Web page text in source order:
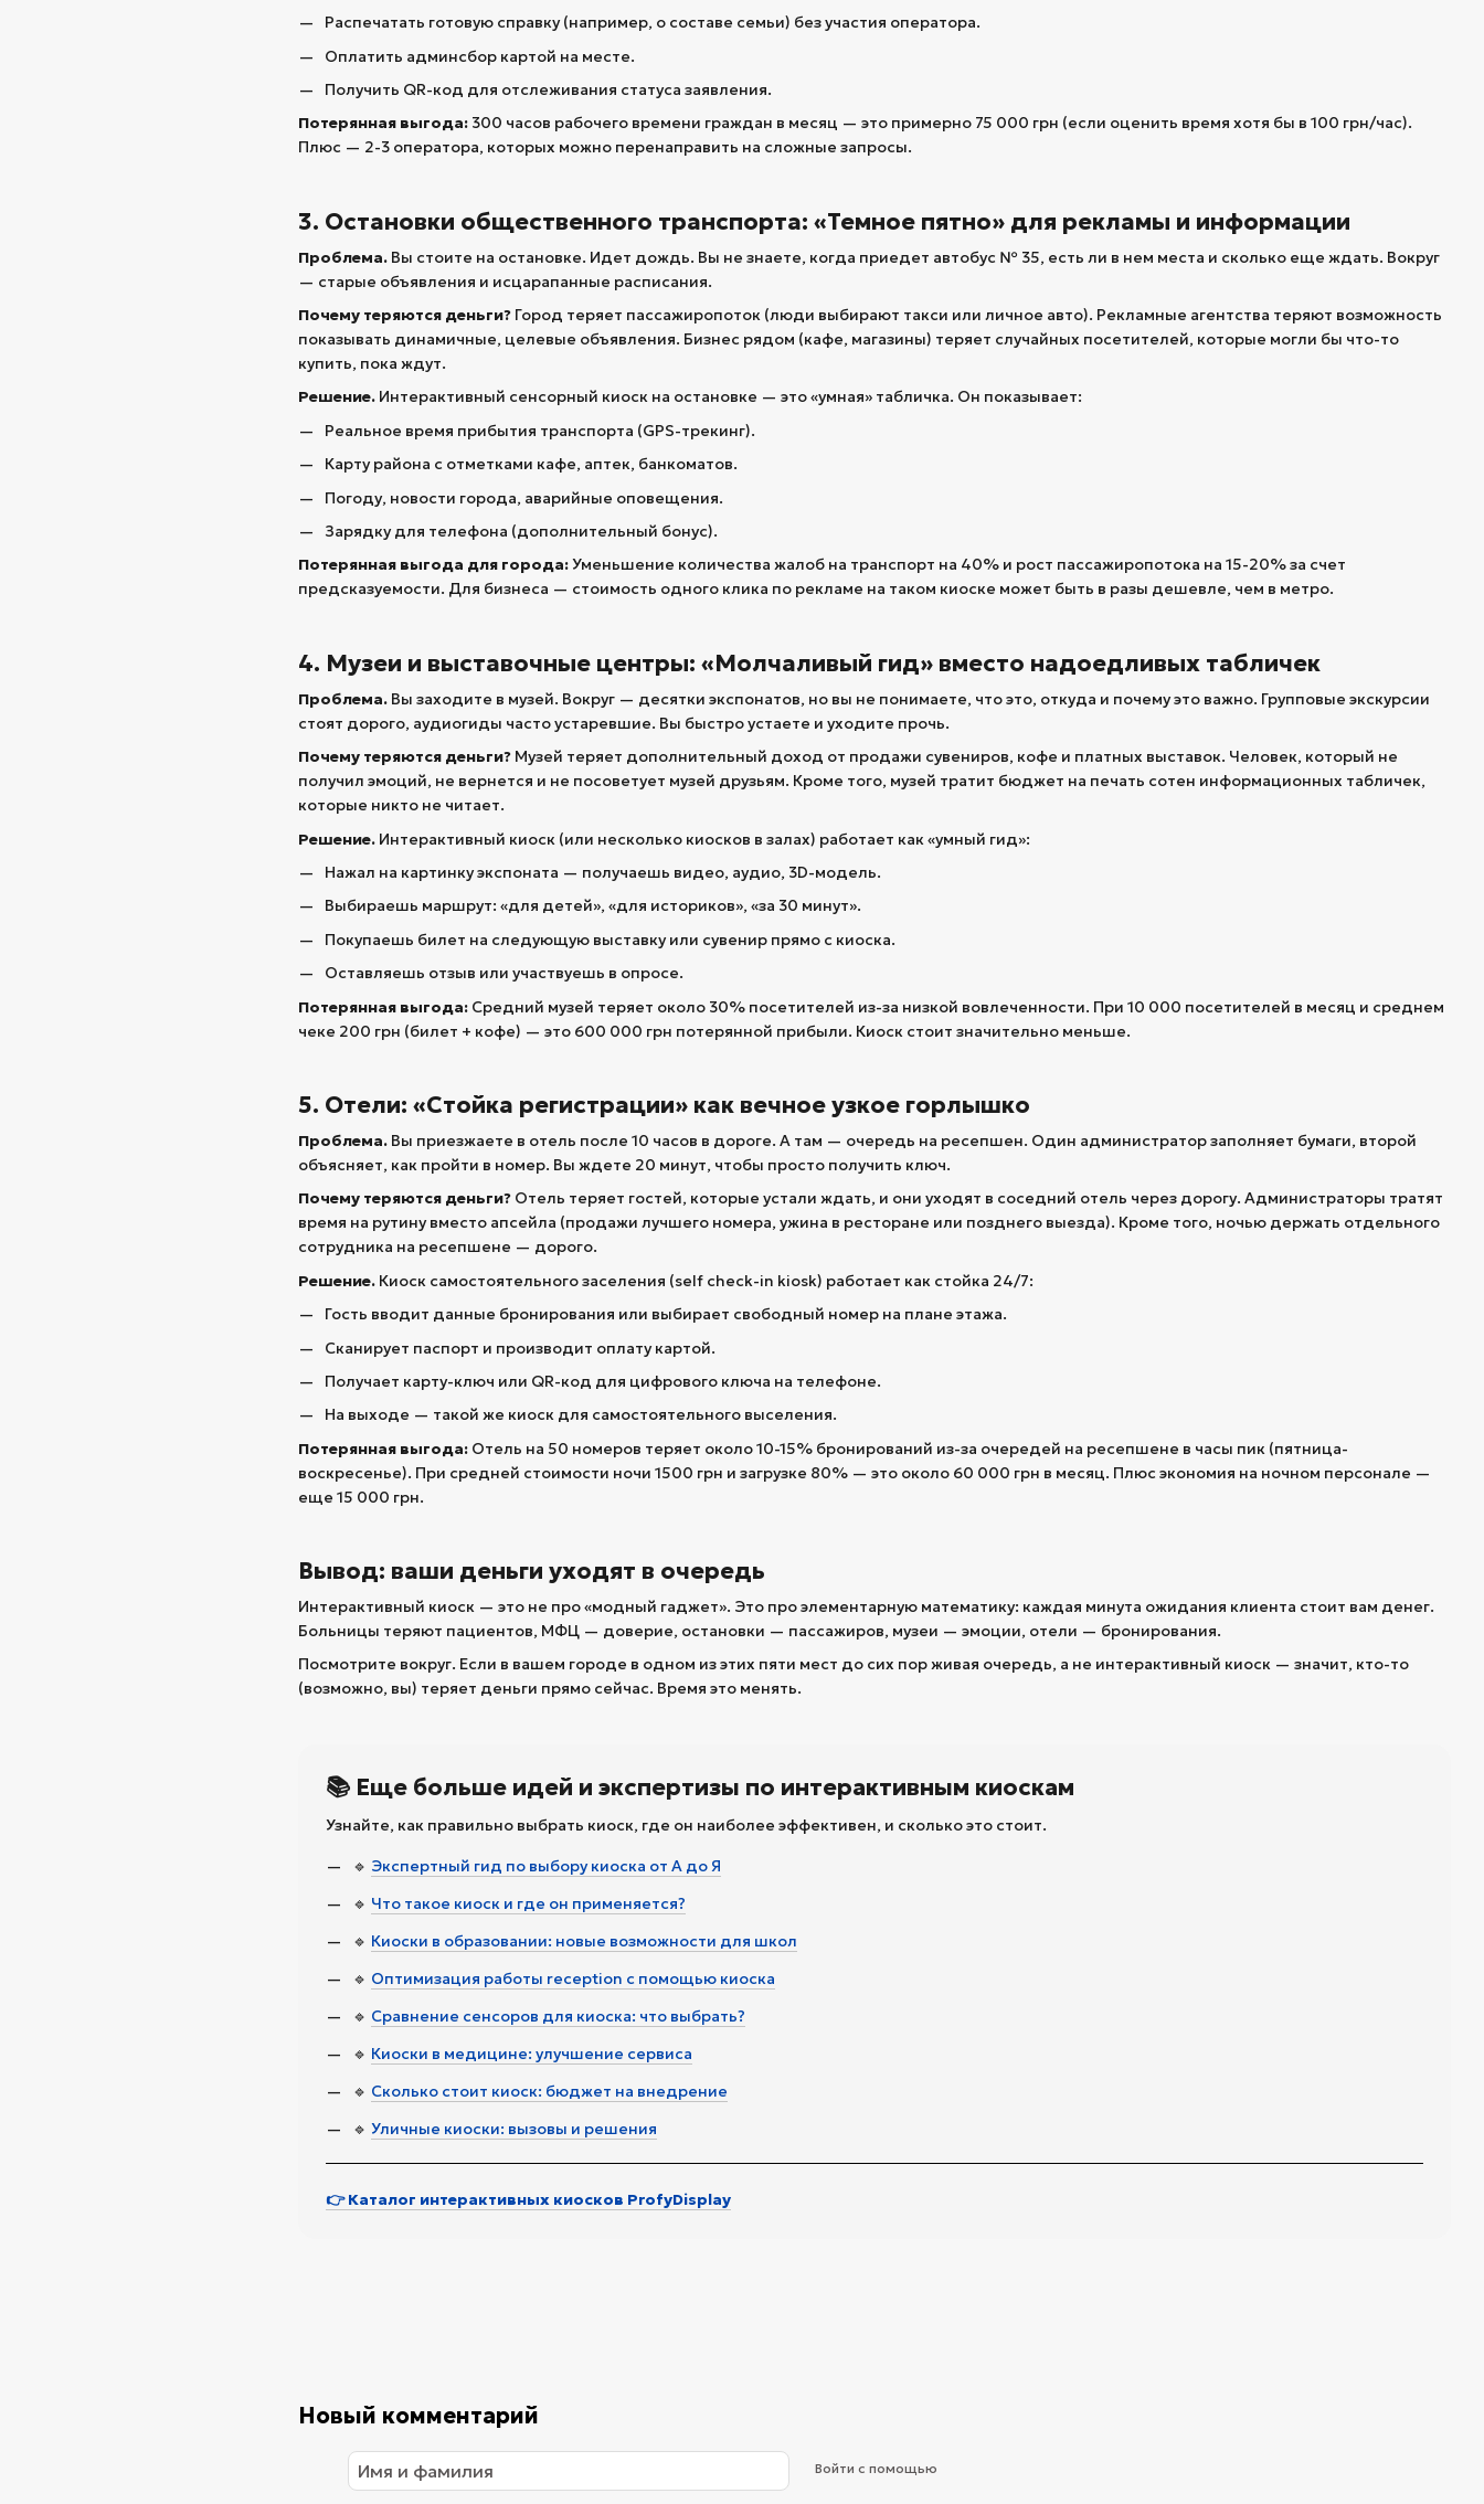
Распечатать готовую справку (например, о составе семьи) без участия оператора.
Оплатить админсбор картой на месте.
Получить QR-код для отслеживания статуса заявления.
Потерянная выгода: 300 часов рабочего времени граждан в месяц — это примерно 75 000 грн (если оценить время хотя бы в 100 грн/час).
Плюс — 2-3 оператора, которых можно перенаправить на сложные запросы.
3. Остановки общественного транспорта: «Темное пятно» для рекламы и информации
Проблема. Вы стоите на остановке. Идет дождь. Вы не знаете, когда приедет автобус № 35, есть ли в нем места и сколько еще ждать. Вокруг
— старые объявления и исцарапанные расписания.
Почему теряются деньги? Город теряет пассажиропоток (люди выбирают такси или личное авто). Рекламные агентства теряют возможность
показывать динамичные, целевые объявления. Бизнес рядом (кафе, магазины) теряет случайных посетителей, которые могли бы что-то
купить, пока ждут.
Решение. Интерактивный сенсорный киоск на остановке — это «умная» табличка. Он показывает:
Реальное время прибытия транспорта (GPS-трекинг).
Карту района с отметками кафе, аптек, банкоматов.
Погоду, новости города, аварийные оповещения.
Зарядку для телефона (дополнительный бонус).
Потерянная выгода для города:Уменьшение количества жалоб на транспорт на 40% и рост пассажиропотока на 15-20% за счет
предсказуемости. Для бизнеса — стоимость одного клика по рекламе на таком киоске может быть в разы дешевле, чем в метро.
4. Музеи и выставочные центры: «Молчаливый гид» вместо надоедливых табличек
Проблема. Вы заходите в музей. Вокруг — десятки экспонатов, но вы не понимаете, что это, откуда и почему это важно. Групповые экскурсии
стоят дорого, аудиогиды часто устаревшие. Вы быстро устаете и уходите прочь.
Почему теряются деньги? Музей теряет дополнительный доход от продажи сувениров, кофе и платных выставок. Человек, который не
получил эмоций, не вернется и не посоветует музей друзьям. Кроме того, музей тратит бюджет на печать сотен информационных табличек,
которые никто не читает.
Решение. Интерактивный киоск (или несколько киосков в залах) работает как «умный гид»:
Нажал на картинку экспоната — получаешь видео, аудио, 3D-модель.
Выбираешь маршрут: «для детей», «для историков», «за 30 минут».
Покупаешь билет на следующую выставку или сувенир прямо с киоска.
Оставляешь отзыв или участвуешь в опросе.
Потерянная выгода: Средний музей теряет около 30% посетителей из-за низкой вовлеченности. При 10 000 посетителей в месяц и среднем
чеке 200 грн (билет + кофе) — это 600 000 грн потерянной прибыли. Киоск стоит значительно меньше.
5. Отели: «Стойка регистрации» как вечное узкое горлышко
Проблема. Вы приезжаете в отель после 10 часов в дороге. А там — очередь на ресепшен. Один администратор заполняет бумаги, второй
объясняет, как пройти в номер. Вы ждете 20 минут, чтобы просто получить ключ.
Почему теряются деньги? Отель теряет гостей, которые устали ждать, и они уходят в соседний отель через дорогу. Администраторы тратят
время на рутину вместо апсейла (продажи лучшего номера, ужина в ресторане или позднего выезда). Кроме того, ночью держать отдельного
сотрудника на ресепшене — дорого.
Решение. Киоск самостоятельного заселения (self check-in kiosk) работает как стойка 24/7:
Гость вводит данные бронирования или выбирает свободный номер на плане этажа.
Сканирует паспорт и производит оплату картой.
Получает карту-ключ или QR-код для цифрового ключа на телефоне.
На выходе — такой же киоск для самостоятельного выселения.
Потерянная выгода: Отель на 50 номеров теряет около 10-15% бронирований из-за очередей на ресепшене в часы пик (пятница-
воскресенье). При средней стоимости ночи 1500 грн и загрузке 80% — это около 60 000 грн в месяц. Плюс экономия на ночном персонале —
еще 15 000 грн.
Вывод: ваши деньги уходят в очередь
Интерактивный киоск — это не про «модный гаджет». Это про элементарную математику: каждая минута ожидания клиента стоит вам денег.
Больницы теряют пациентов, МФЦ — доверие, остановки — пассажиров, музеи — эмоции, отели — бронирования.
Посмотрите вокруг. Если в вашем городе в одном из этих пяти мест до сих пор живая очередь, а не интерактивный киоск — значит, кто-то
(возможно, вы) теряет деньги прямо сейчас. Время это менять.
📚 Еще больше идей и экспертизы по интерактивным киоскам
Узнайте, как правильно выбрать киоск, где он наиболее эффективен, и сколько это стоит.
🔹 Экспертный гид по выбору киоска от А до Я
🔹 Что такое киоск и где он применяется?
🔹 Киоски в образовании: новые возможности для школ
🔹 Оптимизация работы reception с помощью киоска
🔹 Сравнение сенсоров для киоска: что выбрать?
🔹 Киоски в медицине: улучшение сервиса
🔹 Сколько стоит киоск: бюджет на внедрение
🔹 Уличные киоски: вызовы и решения
👉 Каталог интерактивных киосков ProfyDisplay
Новый комментарий
Войти с помощью